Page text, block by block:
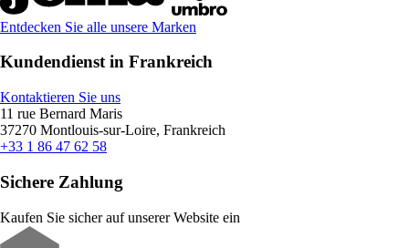
Entdecken Sie alle unsere Marken
Kundendienst in Frankreich
Kontaktieren Sie uns
11 rue Bernard Maris
37270 Montlouis-sur-Loire, Frankreich
+33 1 86 47 62 58
Sichere Zahlung
Kaufen Sie sicher auf unserer Website ein